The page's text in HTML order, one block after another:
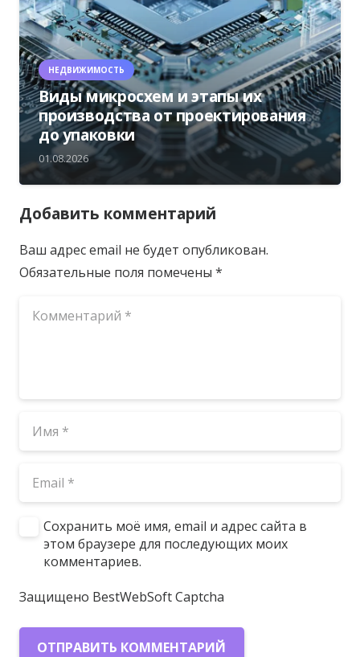
НЕДВИЖИМОСТЬ
Виды микросхем и этапы их
производства от проектирования
до упаковки
01.08.2026
Добавить комментарий
Ваш адрес email не будет опубликован.
Обязательные поля помечены *
Сохранить моё имя, email и адрес сайта в
этом браузере для последующих моих
комментариев.
Защищено BestWebSoft Captcha
ОТПРАВИТЬ КОММЕНТАРИЙ